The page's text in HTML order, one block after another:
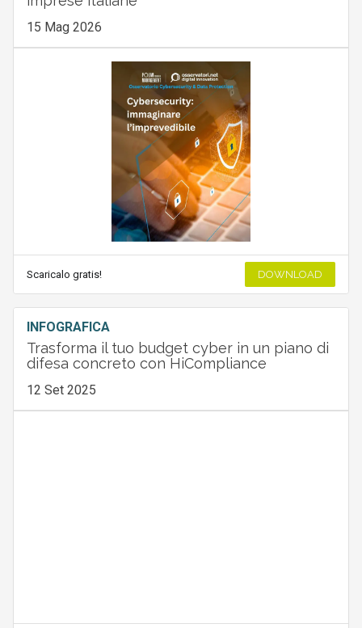
15 Mag 2026
Scaricalo gratis! DOWNLOAD
INFOGRAFICA
Trasforma il tuo budget cyber in un piano di
difesa concreto con HiCompliance
12 Set 2025